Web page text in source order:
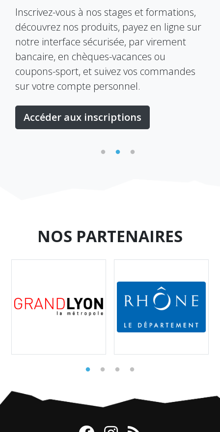
Inscrivez-vous à nos stages et formations,
découvrez nos produits, payez en ligne sur
notre interface sécurisée, par virement
bancaire, en chèques-vacances ou
coupons-sport, et suivez vos commandes
sur votre compte personnel.
Accéder aux inscriptions
NOS PARTENAIRES